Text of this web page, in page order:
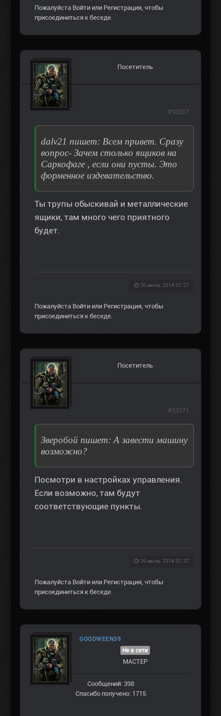
Пожалуйста Войти или Регистрация , чтобы
присоединиться к беседе.
Посетитель
dalv21 пишет: Всем привет. Сразу
вопрос- Зачем столько ящиков на
Саркофаге , если они пусты. Это
форменное издевательство.
Ты трупы обыскивай и металлические
ящики, там много чего приятного
будет.
26 июль 2014 07:27
#93267
Пожалуйста Войти или Регистрация , чтобы
присоединиться к беседе.
Посетитель
Зверобой пишет: А завести машину
возможно?
Посмотри в настройках управления.
Если возможно, там будут
соответствующие пункты.
26 июль 2014 07:37
#93271
Пожалуйста Войти или Регистрация , чтобы
присоединиться к беседе.
GOODWEEN39
Не в сети
МАСТЕР
Сообщений: 398
Спасибо получено: 1715